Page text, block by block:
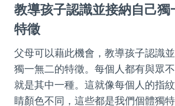
教導孩子認識並接納自己獨
特徵
父母可以藉此機會，教導孩子認識
獨一無二的特徵。每個人都有與眾
就是其中一種。這就像每個人的指
睛顏色不同，這些都是我們個體獨